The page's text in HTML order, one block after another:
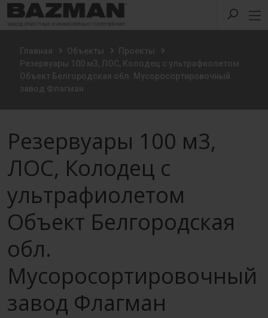
Главная Объекты
Проекты
Резервуары 100 м3, ЛОС, Колодец с ультрафиолетом
Объект Белгородская обл. Мусоросортировочный
завод Флагман
Резервуары 100 м3,
ЛОС, Колодец с
ультрафиолетом
Объект Белгородская
обл.
Мусоросортировочный
завод Флагман